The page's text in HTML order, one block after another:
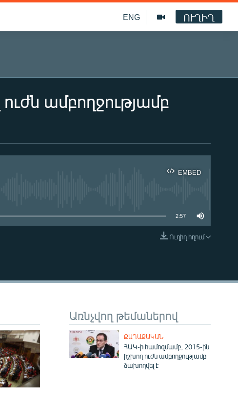
ENG ՈՒՂԻՂ
ամբողջությամբ
EMBED
EMBED
2:57
Ուղիղ հղում
Առնչվող թեմաներով
ՔԱՂԱՔԱԿԱՆ
ՀԱԿ-ի համոզմամբ, 2015-ին
իշխող ուժն ամբողջությամբ
ձախողվել է